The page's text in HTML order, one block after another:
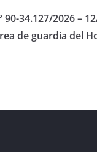
90-34.127/2026 –
de guardia del